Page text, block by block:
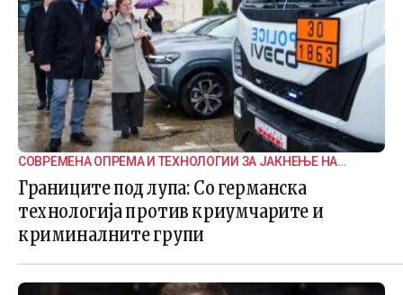
СОВРЕМЕНА ОПРЕМА И ТЕХНОЛОГИИ ЗА ЈАКНЕЊЕ НА
ГРАНИЧНАТА БЕЗБЕДНОСТ
Границите под лупа: Со германска
технологија против криумчарите и
криминалните групи